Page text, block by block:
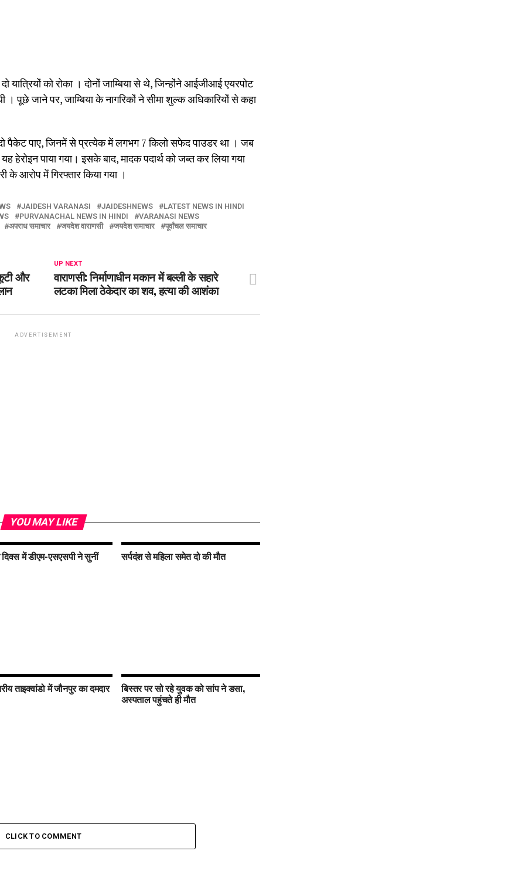
यात्रियों को रोका । दोनों जाम्बिया से थे, जिन्होंने आईजीआई एयरपोट
पूछे जाने पर, जाम्बिया के नागरिकों ने सीमा शुल्क अधिकारियों से कहा
पैकेट पाए, जिनमें से प्रत्येक में लगभग 7 किलो सफेद पाउडर था । जब
हेरोइन पाया गया। इसके बाद, मादक पदार्थ को जब्त कर लिया गया
के आरोप में गिरफ्तार किया गया ।
JAIDESH VARANASI JAIDESHNEWS
LATEST NEWS IN HINDI
PURVANACHAL NEWS IN HINDI
VARANASI NEWS
अपराध समाचार
जयदेश वाराणसी जयदेश समाचार पूर्वांचल समाचार
UP NEXT
वाराणसी: निर्माणाधीन मकान में बल्ली के सहारे
लटका मिला ठेकेदार का शव, हत्या की आशंका
और
ADVERTISEMENT
YOU MAY LIKE
में डीएम-एसएसपी ने सुनीं सर्पदंश से महिला समेत दो की मौत
ताइक्वांडो में जौनपुर का दमदार बिस्तर पर सो रहे युवक को सांप ने डसा,
अस्पताल पहुंचते ही मौत
CLICK TO COMMENT